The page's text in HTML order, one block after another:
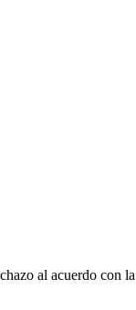
al acuerdo con